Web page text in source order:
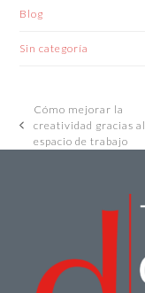
Blog
Sin categoría
previous
post:
Cómo mejorar la
creatividad gracias al
espacio de trabajo